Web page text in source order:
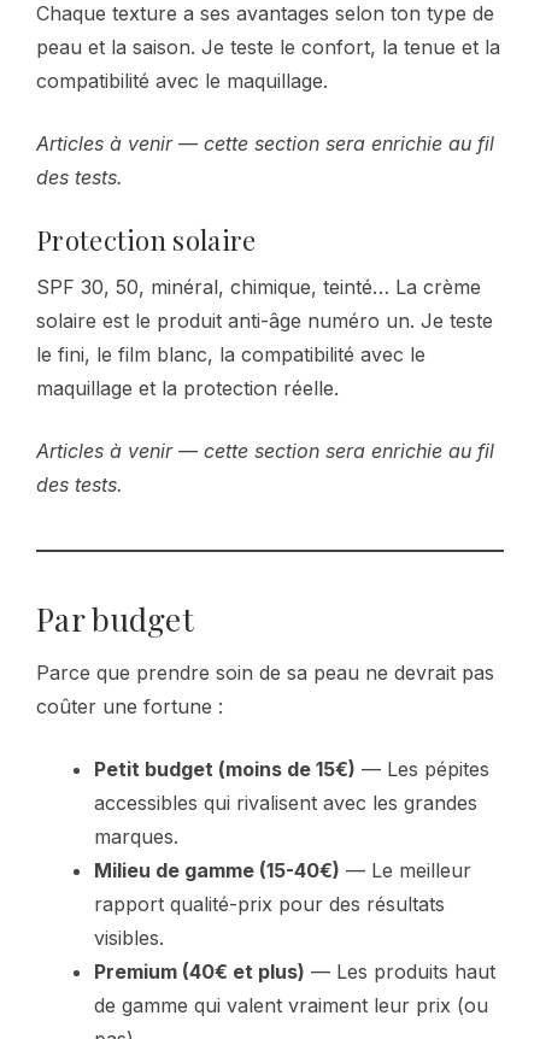
Chaque texture a ses avantages selon ton type de
peau et la saison. Je teste le confort, la tenue et la
compatibilité avec le maquillage.
Articles à venir — cette section sera enrichie au fil
des tests.
Protection solaire
SPF 30, 50, minéral, chimique, teinté… La crème
solaire est le produit anti-âge numéro un. Je teste
le fini, le film blanc, la compatibilité avec le
maquillage et la protection réelle.
Articles à venir — cette section sera enrichie au fil
des tests.
Par budget
Parce que prendre soin de sa peau ne devrait pas
coûter une fortune :
Petit budget (moins de 15€) — Les pépites
accessibles qui rivalisent avec les grandes
marques.
Milieu de gamme (15-40€) — Le meilleur
rapport qualité-prix pour des résultats
visibles.
Premium (40€ et plus) — Les produits haut
de gamme qui valent vraiment leur prix (ou